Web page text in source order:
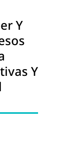
Y
Y